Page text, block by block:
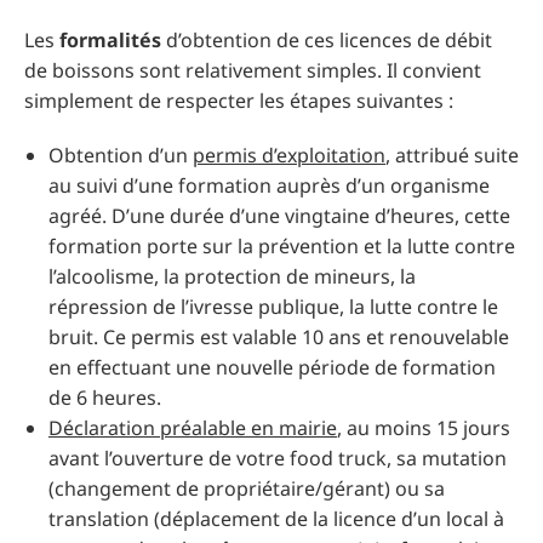
Les formalités d’obtention de ces licences de débit
de boissons sont relativement simples. Il convient
simplement de respecter les étapes suivantes :
Obtention d’un permis d’exploitation, attribué suite
au suivi d’une formation auprès d’un organisme
agréé. D’une durée d’une vingtaine d’heures, cette
formation porte sur la prévention et la lutte contre
l’alcoolisme, la protection de mineurs, la
répression de l’ivresse publique, la lutte contre le
bruit. Ce permis est valable 10 ans et renouvelable
en effectuant une nouvelle période de formation
de 6 heures.
Déclaration préalable en mairie, au moins 15 jours
avant l’ouverture de votre food truck, sa mutation
(changement de propriétaire/gérant) ou sa
translation (déplacement de la licence d’un local à